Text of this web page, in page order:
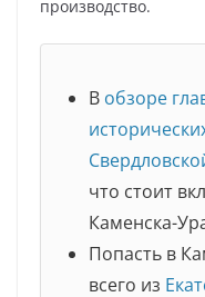
производство.
В обзоре
что стоит
Каменска-
Попасть в
всего из